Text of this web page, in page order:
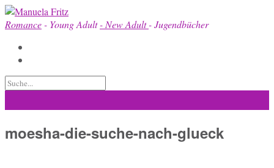
Skip
to
Romance- Young Adult- New Adult- Jugendbücher
moesha-die-suche-nach-glueck